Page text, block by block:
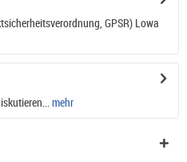
GPSR) Lowa
mehr